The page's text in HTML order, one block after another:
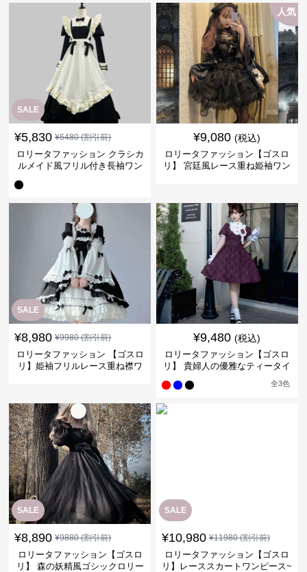
SALE
¥5,830 ¥6480(割引前)
ロリータファッション クラシカ
ルメイド風フリル付き長袖ワン
人気
¥9,080 (税込)
ロリータファッション【ゴスロ
リ】 宮廷風レース重ね姫袖ワン
SALE
¥8,980 ¥9980(割引前)
ロリータファッション 【ゴスロ
リ】姫袖フリルレース重ね襟ワ
¥9,480 (税込)
ロリータファッション【ゴスロ
リ】 貴婦人の優雅なティータイ
全3色
SALE
¥8,890 ¥9880(割引前)
ロリータファッション【ゴスロ
リ】 森の妖精風ゴシックロリー
SALE
¥10,980 ¥11980(割引前)
ロリータファッション【ゴスロ
リ】レーススカートワンピース~